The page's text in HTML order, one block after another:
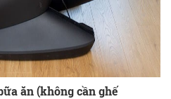
ăn (không cần ghế